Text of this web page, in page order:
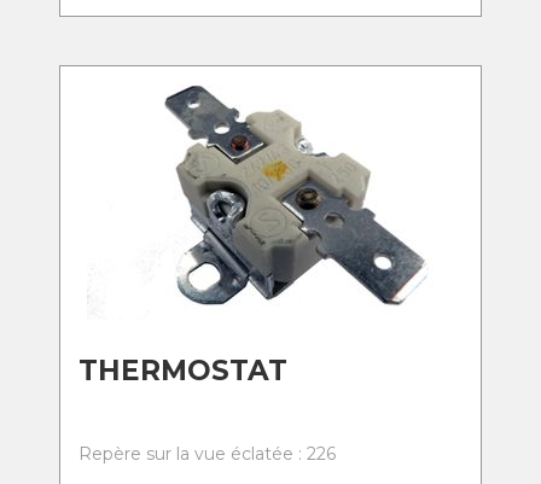
THERMOSTAT
Repère sur la vue éclatée : 226